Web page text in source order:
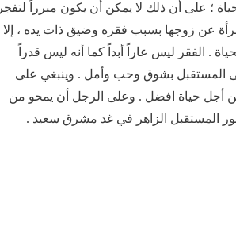
؛ على أن ذلك لا يمكن أن يكون مبرراً لتفجر
عن زوجها بسبب فقره وضيق ذات يده ، إلا
. الفقر ليس عاراً أبداً كما أنه ليس قدراً
إلى المستقبل بشوق وحب وأمل . وينبغي على
أجل حياة افضل . وعلى الرجل أن يمحو من
المستقبل الزاهر في غد مشرق سعيد .